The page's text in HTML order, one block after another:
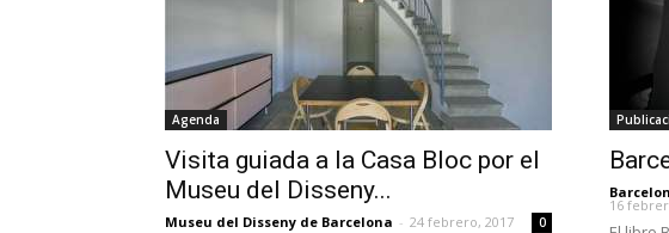
Agenda
Visita guiada a la Casa Bloc por el
Museu del Disseny...
Museu del Disseny de Barcelona - 24 febrero, 2017 0
16